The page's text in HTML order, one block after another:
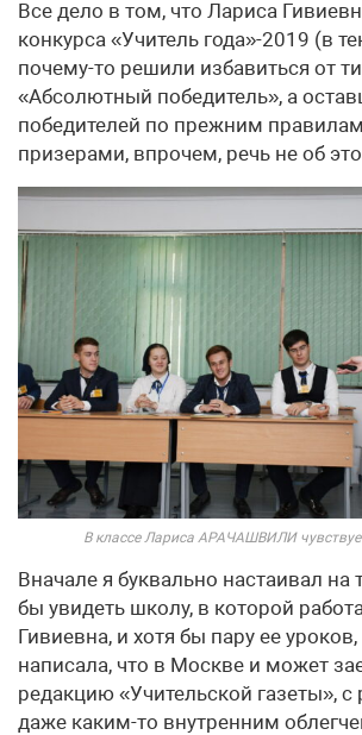
Все дело в том, что Лариса
конкурса «Учитель года»-2019 (в
почему-то решили избавиться от
«Абсолютный победитель», а
победителей по прежним
призерами, впрочем, речь не об
В классе Лариса АРАЧАШВИЛИ
Вначале я буквально настаивал на
бы увидеть школу, в которой
Гивиевна, и хотя бы пару ее уроков,
написала, что в Москве и может
редакцию «Учительской газеты», с
даже каким-то внутренним